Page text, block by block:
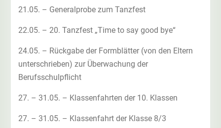
21.05. – Generalprobe zum Tanzfest
22.05. – 20. Tanzfest „Time to say good bye“
24.05. – Rückgabe der Formblätter (von den Eltern
unterschrieben) zur Überwachung der
Berufsschulpflicht
27. – 31.05. – Klassenfahrten der 10. Klassen
27. – 31.05. – Klassenfahrt der Klasse 8/3